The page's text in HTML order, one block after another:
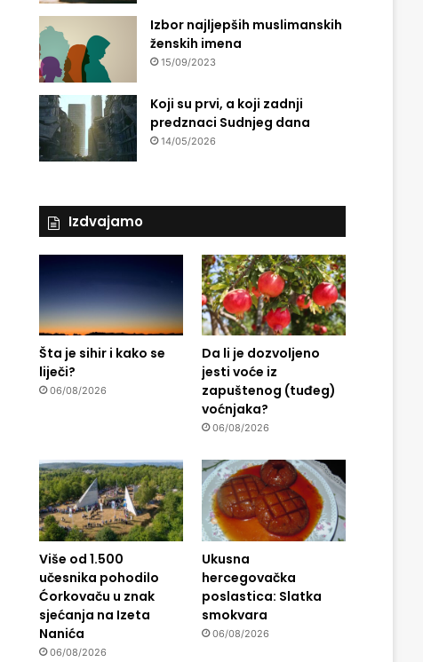
Izbor najljepših muslimanskih
ženskih imena
15/09/2023
Koji su prvi, a koji zadnji
predznaci Sudnjeg dana
14/05/2026
Izdvajamo
Šta je sihir i kako se
liječi?
06/08/2026
Da li je dozvoljeno
jesti voće iz
zapuštenog (tuđeg)
voćnjaka?
06/08/2026
Više od 1.500
učesnika pohodilo
Ćorkovaču u znak
sjećanja na Izeta
Nanića
06/08/2026
Ukusna
hercegovačka
poslastica: Slatka
smokvara
06/08/2026